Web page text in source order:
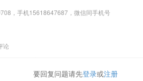
，手机15618647687，微信同手机号
论
要回复问题请先登录或注册